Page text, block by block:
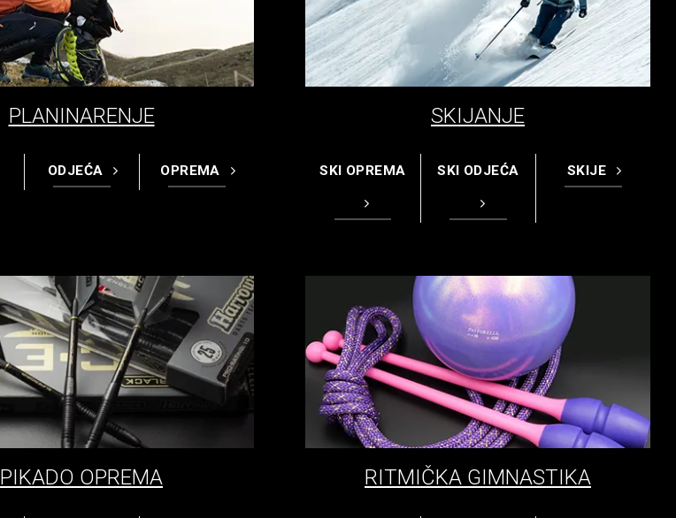
PLANINARENJE
ODJEĆA OPREMA
SKIJANJE
SKI OPREMA SKI ODJEĆA SKIJE
PIKADO OPREMA RITMIČKA GIMNASTIKA